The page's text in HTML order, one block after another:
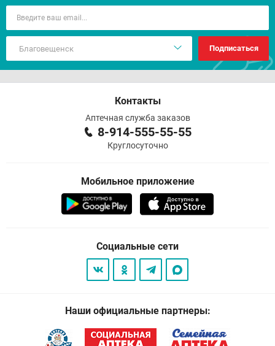
Подписаться
Контакты
Аптечная служба заказов
8-914-555-55-55
Круглосуточно
Мобильное приложение
Социальные сети
Наши официальные партнеры: